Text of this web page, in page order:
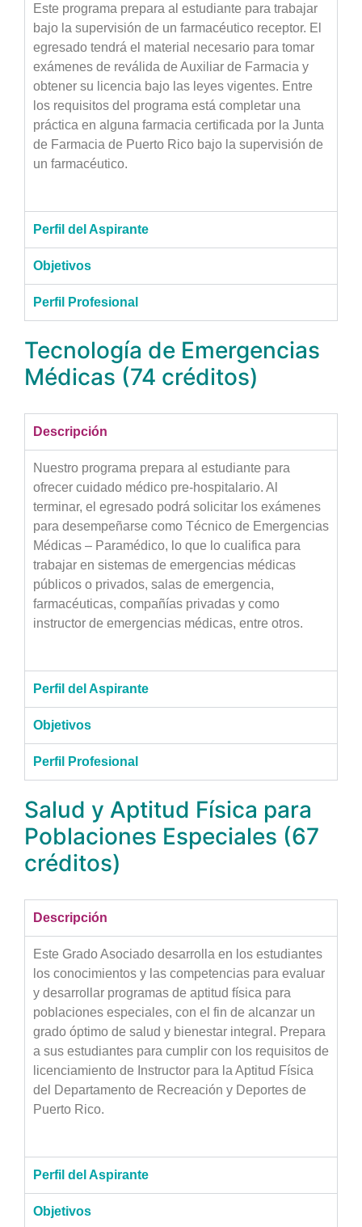
Este programa prepara al estudiante para trabajar
bajo la supervisión de un farmacéutico receptor. El
egresado tendrá el material necesario para tomar
exámenes de reválida de Auxiliar de Farmacia y
obtener su licencia bajo las leyes vigentes. Entre
los requisitos del programa está completar una
práctica en alguna farmacia certificada por la Junta
de Farmacia de Puerto Rico bajo la supervisión de
un farmacéutico.
Perfil del Aspirante
Objetivos
Perfil Profesional
Tecnología de Emergencias
Médicas (74 créditos)
Descripción
Nuestro programa prepara al estudiante para
ofrecer cuidado médico pre-hospitalario. Al
terminar, el egresado podrá solicitar los exámenes
para desempeñarse como Técnico de Emergencias
Médicas – Paramédico, lo que lo cualifica para
trabajar en sistemas de emergencias médicas
públicos o privados, salas de emergencia,
farmacéuticas, compañías privadas y como
instructor de emergencias médicas, entre otros.
Perfil del Aspirante
Objetivos
Perfil Profesional
Salud y Aptitud Física para
Poblaciones Especiales (67
créditos)
Descripción
Este Grado Asociado desarrolla en los estudiantes
los conocimientos y las competencias para evaluar
y desarrollar programas de aptitud física para
poblaciones especiales, con el fin de alcanzar un
grado óptimo de salud y bienestar integral. Prepara
a sus estudiantes para cumplir con los requisitos de
licenciamiento de Instructor para la Aptitud Física
del Departamento de Recreación y Deportes de
Puerto Rico.
Perfil del Aspirante
Objetivos